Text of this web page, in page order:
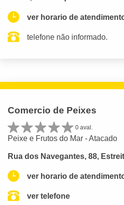
ver horario de
telefone não informado.
Comercio de Peixes
0 aval.
Peixe e Frutos do Mar - Atacado
Rua dos Navegantes, 88,
ver horario de
ver telefone